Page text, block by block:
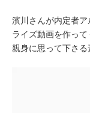
濱川さんが内定者
ライズ動画を作っ
親身に思って下さる